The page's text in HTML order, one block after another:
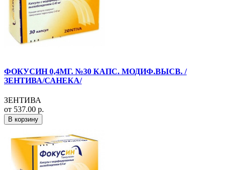
ФОКУСИН 0,4МГ. №30 КАПС. МОДИФ.ВЫСВ. /
ЗЕНТИВА/САНЕКА/
ЗЕНТИВА
от 537.00 р.
В корзину